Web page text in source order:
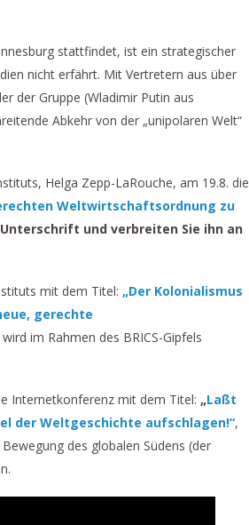
stattfindet, ist ein strategischer
nicht erfährt. Mit Vertretern aus über
der Gruppe (Wladimir Putin aus
Abkehr von der „unipolaren Welt“
Helga Zepp-LaRouche, am 19.8. die
Weltwirtschaftsordnung zu
und verbreiten Sie ihn an
mit dem Titel: „Der Kolonialismus
gerechte
im Rahmen des BRICS-Gipfels
Internetkonferenz mit dem Titel: „Laßt
der Weltgeschichte aufschlagen!“,
des globalen Südens (der